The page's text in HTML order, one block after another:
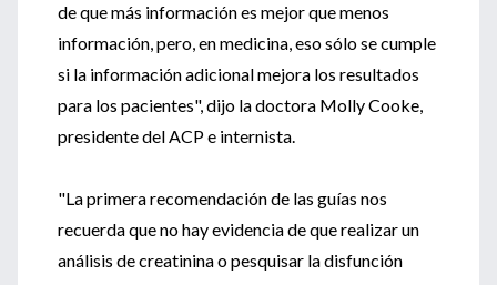
de que más información es mejor que menos
información, pero, en medicina, eso sólo se cumple
si la información adicional mejora los resultados
para los pacientes", dijo la doctora Molly Cooke,
presidente del ACP e internista.
"La primera recomendación de las guías nos
recuerda que no hay evidencia de que realizar un
análisis de creatinina o pesquisar la disfunción